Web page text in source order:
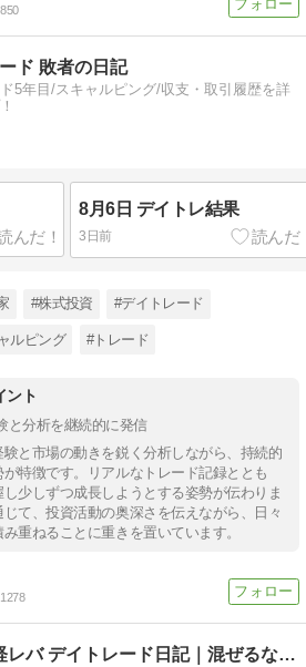
850
ド 敗者の日記
5年目/スキャルピング/収支・取引履歴を詳
8月6日 デイトレ結果
3日前
#株式投資 #デイトレード
ルピング #トレード
ント
と分析を継続的に発信
と市場の動きを鋭く分析しながら、持続的
特徴です。リアルなトレード記録ととも
少しずつ成長しようとする姿勢が伝わりま
て、投資活動の奥深さを伝えながら、日々
重ねることに重きを置いています。
1278
1570 日経レバ デイトレード日記｜混ぜるな危険 …